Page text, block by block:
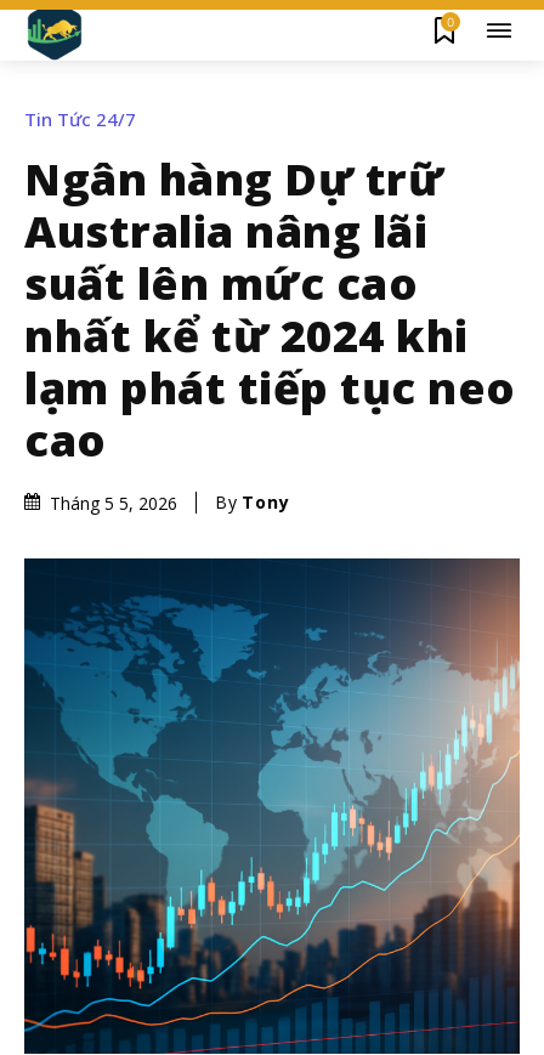
0
Tin Tức 24/7
Ngân hàng Dự trữ
Australia nâng lãi
suất lên mức cao
nhất kể từ 2024 khi
lạm phát tiếp tục neo
cao
Tháng 5 5, 2026 By Tony